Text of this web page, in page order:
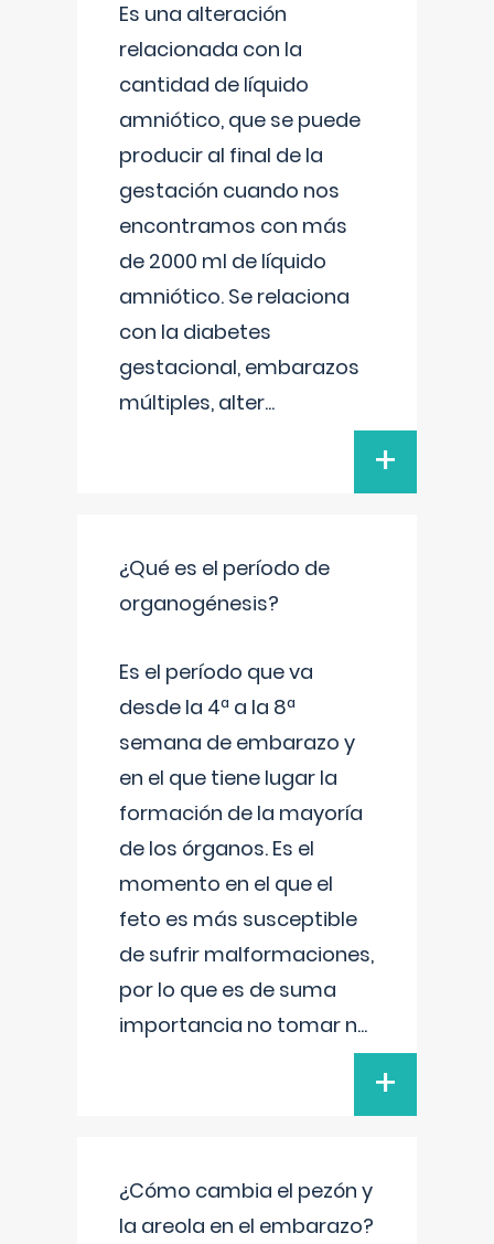
Es una alteración
relacionada con la
cantidad de líquido
amniótico, que se puede
producir al final de la
gestación cuando nos
encontramos con más
de 2000 ml de líquido
amniótico. Se relaciona
con la diabetes
gestacional, embarazos
múltiples, alter...
+
¿Qué es el período de
organogénesis?
Es el período que va
desde la 4ª a la 8ª
semana de embarazo y
en el que tiene lugar la
formación de la mayoría
de los órganos. Es el
momento en el que el
feto es más susceptible
de sufrir malformaciones,
por lo que es de suma
importancia no tomar n...
+
¿Cómo cambia el pezón y
la areola en el embarazo?